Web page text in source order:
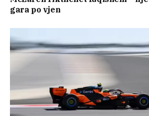
gara po vjen